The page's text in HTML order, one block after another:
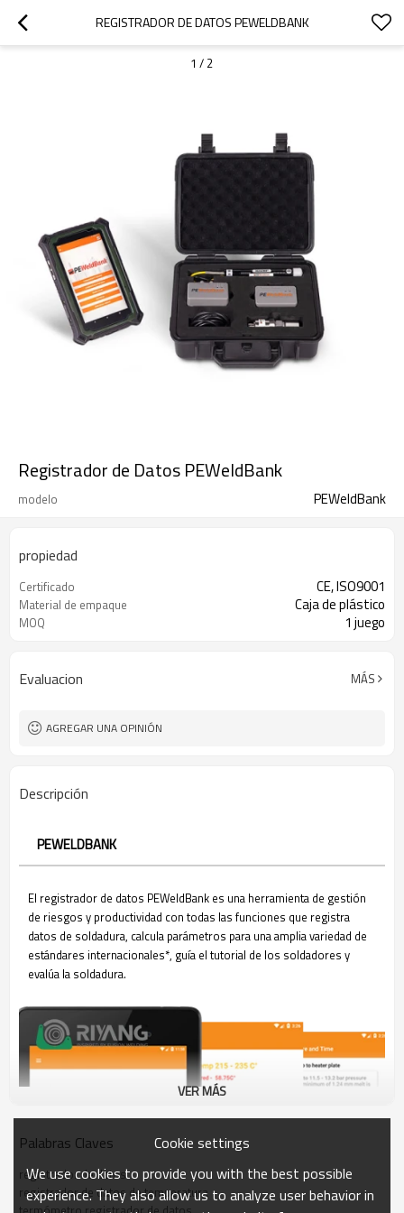
REGISTRADOR DE DATOS PEWELDBANK
1 / 2
Registrador de Datos PEWeldBank
modelo PEWeldBank
propiedad
Certificado CE, ISO9001
Material de empaque Caja de plástico
MOQ 1 juego
Evaluacion MÁS
AGREGAR UNA OPINIÓN
Descripción
PEWELDBANK
El registrador de datos PEWeldBank es una herramienta de gestión
de riesgos y productividad con todas las funciones que registra
datos de soldadura, calcula parámetros para una amplia variedad de
estándares internacionales*, guía el tutorial de los soldadores y
evalúa la soldadura.
VER MÁS
Palabras Claves
registrador de datos
registrador de datos de temperatura
Cookie settings
We use cookies to provide you with the best possible
experience. They also allow us to analyze user behavior in